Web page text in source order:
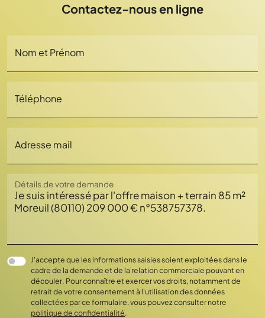
Contactez-nous en ligne
Chargement...
Nom et Prénom
Téléphone
Adresse mail
Détails de votre demande
J'accepte que les informations saisies soient exploitées dans le
cadre de la demande et de la relation commerciale pouvant en
découler. Pour connaître et exercer vos droits, notamment de
retrait de votre consentement à l'utilisation des données
collectées par ce formulaire, vous pouvez consulter notre
politique de confidentialité.